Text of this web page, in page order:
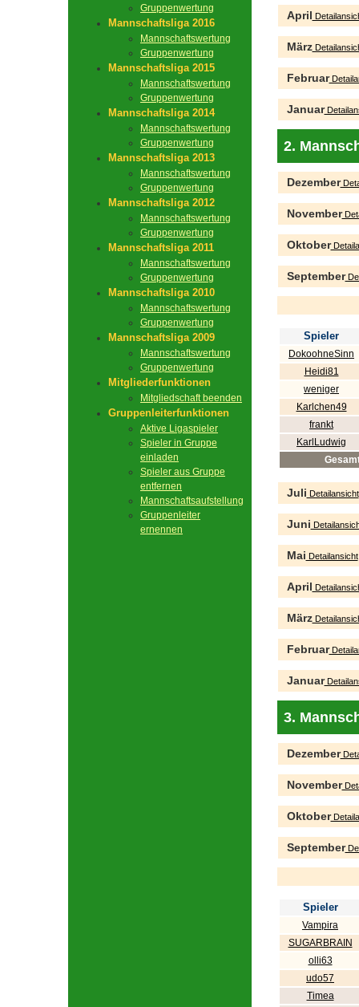
Gruppenwertung
Mannschaftsliga 2016
Mannschaftswertung
Gruppenwertung
Mannschaftsliga 2015
Mannschaftswertung
Gruppenwertung
Mannschaftsliga 2014
Mannschaftswertung
Gruppenwertung
Mannschaftsliga 2013
Mannschaftswertung
Gruppenwertung
Mannschaftsliga 2012
Mannschaftswertung
Gruppenwertung
Mannschaftsliga 2011
Mannschaftswertung
Gruppenwertung
Mannschaftsliga 2010
Mannschaftswertung
Gruppenwertung
Mannschaftsliga 2009
Mannschaftswertung
Gruppenwertung
Mitgliederfunktionen
Mitgliedschaft beenden
Gruppenleiterfunktionen
Aktive Ligaspieler
Spieler in Gruppe
einladen
Spieler aus Gruppe
entfernen
Mannschaftsaufstellung
Gruppenleiter
ernennen
April
März
Februar
Januar
2.
Dezember
November
Oktober
September
Spieler
DokoohneSinn
Heidi81
weniger
Karlchen49
frankt
KarlLudwig
Juli Detailansicht
Juni
Mai Detailansicht
April
März
Februar
Januar
3.
Dezember
November
Oktober
September
Spieler
Vampira
SUGARBRAIN
olli63
udo57
Timea